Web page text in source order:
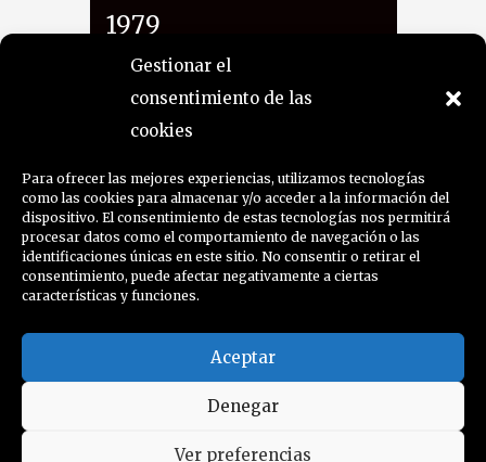
Gestionar el
consentimiento de las
cookies
Para ofrecer las mejores experiencias, utilizamos tecnologías
como las cookies para almacenar y/o acceder a la información del
dispositivo. El consentimiento de estas tecnologías nos permitirá
procesar datos como el comportamiento de navegación o las
identificaciones únicas en este sitio. No consentir o retirar el
consentimiento, puede afectar negativamente a ciertas
características y funciones.
Aceptar
Denegar
Ver preferencias
1979
1979
Presidenta de la
Sección de Escultura
del Círculo de Bellas
Artes de Tenerife.
política de cookies